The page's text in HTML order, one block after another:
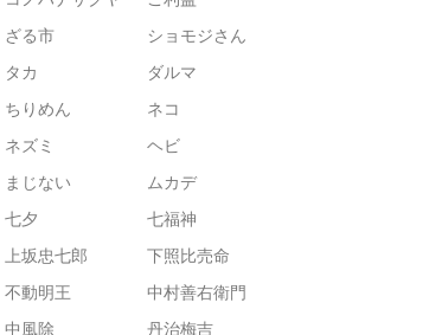
ざる市
ショモジさん
タカ
ダルマ
ちりめん
ネコ
ネズミ
ヘビ
まじない
ムカデ
七夕
七福神
上坂忠七郎
下照比売命
不動明王
中村善右衛門
中風除
丹治梅吉